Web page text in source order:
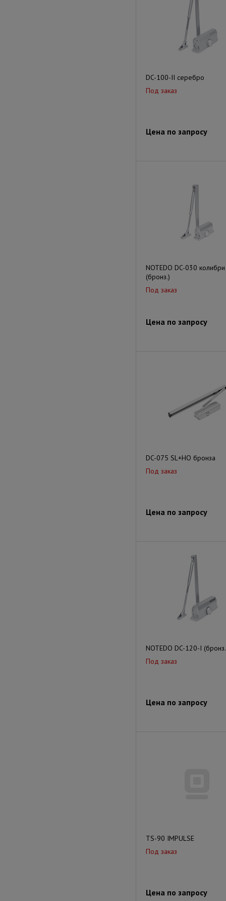
DC-100-II серебро
Под заказ
Цена по запросу
NOTEDO DC-030 колибри
(бронз.)
Под заказ
Цена по запросу
DC-075 SL+HO бронза
Под заказ
Цена по запросу
NOTEDO DC-120-I
Под заказ
Цена по запросу
TS-90 IMPULSE
Под заказ
Цена по запросу